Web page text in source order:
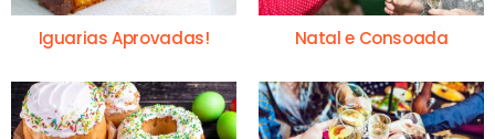
Iguarias Aprovadas! Natal e Consoada